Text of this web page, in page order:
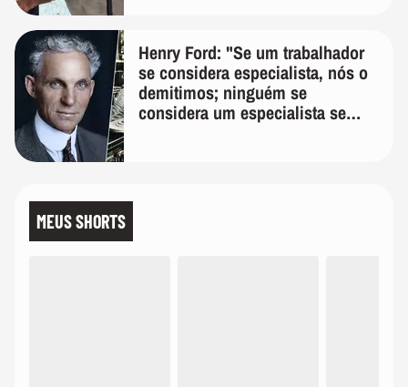
Henry Ford: "Se um trabalhador
se considera especialista, nós o
demitimos; ninguém se
considera um especialista se
MEUS SHORTS